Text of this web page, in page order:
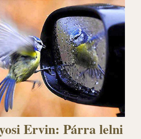
Ervin: Párra lelni